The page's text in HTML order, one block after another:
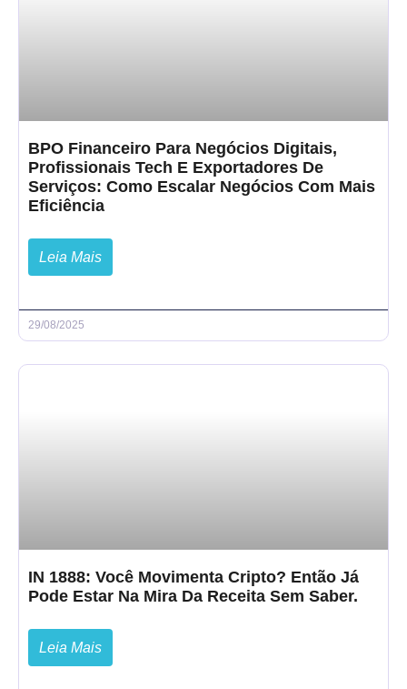
BPO Financeiro Para Negócios Digitais,
Profissionais Tech E Exportadores De
Serviços: Como Escalar Negócios Com Mais
Eficiência
Leia Mais
29/08/2025
IN 1888: Você Movimenta Cripto? Então Já
Pode Estar Na Mira Da Receita Sem Saber.
Leia Mais